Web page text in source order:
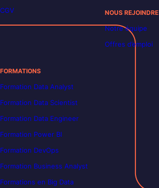
CGV
NOUS REJOINDRE
Notre équipe
Offres d’emploi
FORMATIONS
Formation Data Analyst
Formation Data Scientist
Formation Data Engineer
Formation Power BI
Formation DevOps
Formation Business Analyst
Formations en Big Data